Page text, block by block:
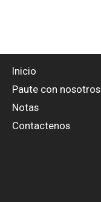
Inicio
Paute con nosotros
Notas
Contactenos